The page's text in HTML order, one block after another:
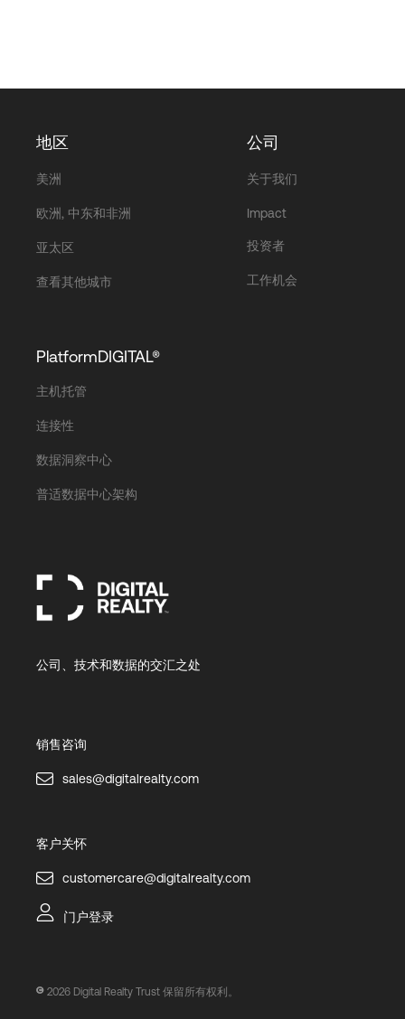
地区
美洲
欧洲, 中东和非洲
亚太区
查看其他城市
公司
关于我们
Impact
投资者
工作机会
PlatformDIGITAL®
主机托管
连接性
数据洞察中心
普适数据中心架构
公司、技术和数据的交汇之处
销售咨询
sales@digitalrealty.com
客户关怀
customercare@digitalrealty.com
门户登录
2026 Digital Realty Trust 保留所有权利。